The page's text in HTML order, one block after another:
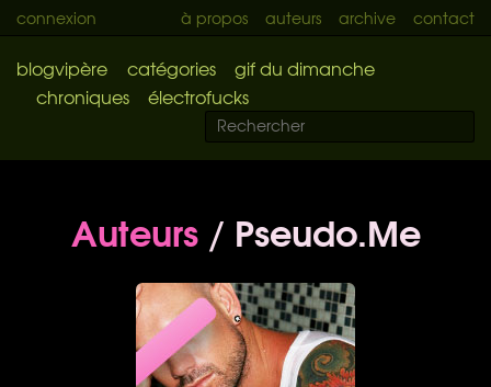
connexion à propos auteurs archive contact
blogvipère catégories
gif du dimanche
chroniques
électrofucks
Auteurs/ Pseudo.Me